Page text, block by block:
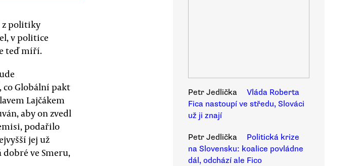
z politiky
v politice
teď míří.
co Globální pakt
Lajčákem
aby on zvedl
podařilo
jej už
ve Smeru,
Petr Jedlička
Vláda Roberta
Fica nastoupí ve středu, Slováci
už ji znají
Petr Jedlička
Politická krize
na Slovensku: koalice povládne
dál, odchází ale Fico